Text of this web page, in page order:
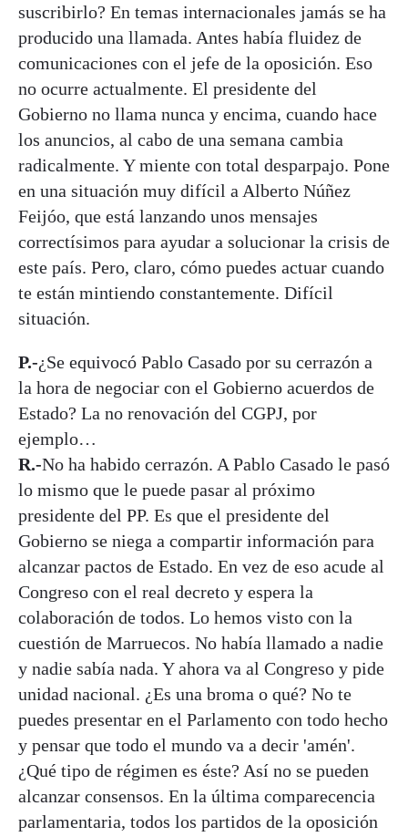
suscribirlo? En temas internacionales jamás se ha
producido una llamada. Antes había fluidez de
comunicaciones con el jefe de la oposición. Eso
no ocurre actualmente. El presidente del
Gobierno no llama nunca y encima, cuando hace
los anuncios, al cabo de una semana cambia
radicalmente. Y miente con total desparpajo. Pone
en una situación muy difícil a Alberto Núñez
Feijóo, que está lanzando unos mensajes
correctísimos para ayudar a solucionar la crisis de
este país. Pero, claro, cómo puedes actuar cuando
te están mintiendo constantemente. Difícil
situación.
P.-¿Se equivocó Pablo Casado por su cerrazón a
la hora de negociar con el Gobierno acuerdos de
Estado? La no renovación del CGPJ, por
ejemplo…
R.-No ha habido cerrazón. A Pablo Casado le pasó
lo mismo que le puede pasar al próximo
presidente del PP. Es que el presidente del
Gobierno se niega a compartir información para
alcanzar pactos de Estado. En vez de eso acude al
Congreso con el real decreto y espera la
colaboración de todos. Lo hemos visto con la
cuestión de Marruecos. No había llamado a nadie
y nadie sabía nada. Y ahora va al Congreso y pide
unidad nacional. ¿Es una broma o qué? No te
puedes presentar en el Parlamento con todo hecho
y pensar que todo el mundo va a decir 'amén'.
¿Qué tipo de régimen es éste? Así no se pueden
alcanzar consensos. En la última comparecencia
parlamentaria, todos los partidos de la oposición